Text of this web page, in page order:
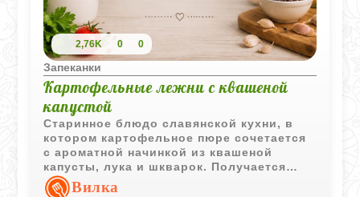
2,76K 0 0
Запеканки
Картофельные лежни с квашеной
капустой
Старинное блюдо славянской кухни, в
котором картофельное пюре сочетается
с ароматной начинкой из квашеной
капусты, лука и шкварок. Получается
сытно, просто и по-домашнему вкусно.
Вилка